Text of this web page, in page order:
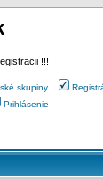
!!!
skupiny
Prihlásenie